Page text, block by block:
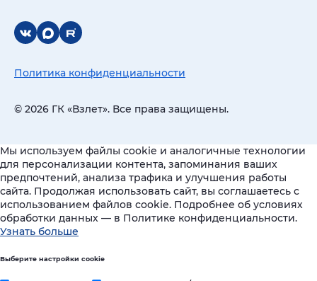
© 2026 ГК «Взлет». Все права защищены.
Политика конфиденциальности
Мы используем файлы cookie и аналогичные технологии
для персонализации контента, запоминания ваших
предпочтений, анализа трафика и улучшения работы
сайта. Продолжая использовать сайт, вы соглашаетесь с
использованием файлов cookie. Подробнее об условиях
обработки данных — в Политике конфиденциальности.
Узнать больше
Выберите настройки cookie